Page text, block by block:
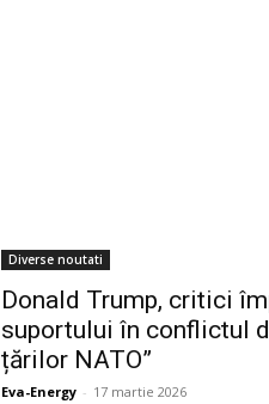
Diverse noutati
Donald Trump, critici
suportului în conflictul
țărilor NATO”
Eva-Energy - 17 martie 2026